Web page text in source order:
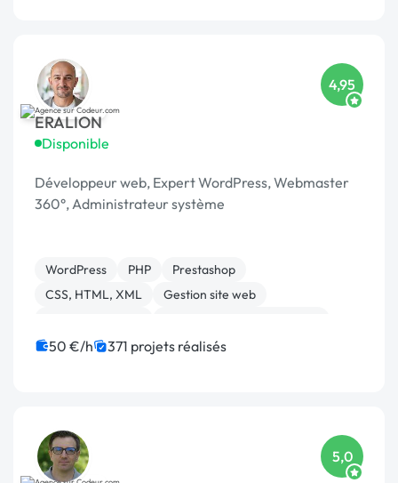
ERALION
Disponible
4,95
Développeur web, Expert WordPress, Webmaster
360°, Administrateur système
WordPress PHP
Prestashop
CSS, HTML, XML
Gestion site web
Admin système, sécurité
JavaScript
50 €/h 371 projets réalisés
5,0